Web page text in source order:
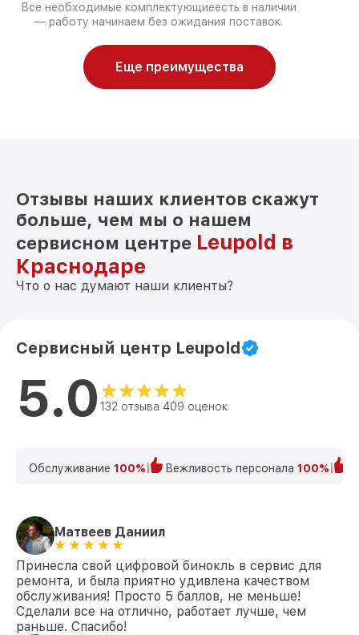
Все необходимые комплектующиеесть в наличии
— работу начинаем без ожидания поставок.
Еще преимущества
Отзывы наших клиентов скажут
больше, чем мы о нашем
сервисном центре Leupold в
Краснодаре
Что о нас думают наши клиенты?
Сервисный центр Leupold
5.0 132 отзыва 409 оценок
Обслуживание 100% Вежливость персонала 100%
Матвеев Даниил
Принесла свой цифровой бинокль в сервис для
ремонта, и была приятно удивлена качеством
обслуживания! Просто 5 баллов, не меньше!
Сделали все на отлично, работает лучше, чем
раньше. Спасибо!